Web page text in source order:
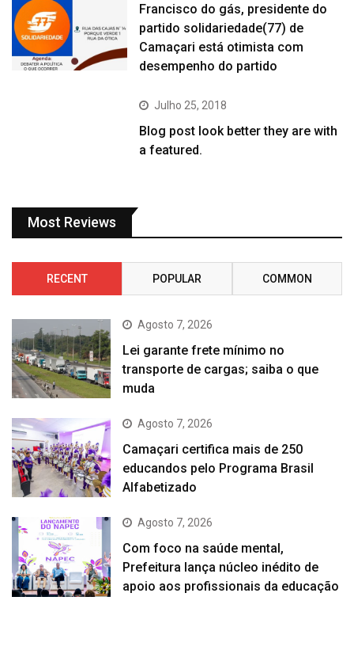
Francisco do gás, presidente do
partido solidariedade(77) de
Camaçari está otimista com
desempenho do partido
Julho 25, 2018
Blog post look better they are with
a featured.
Most Reviews
RECENT POPULAR COMMON
Agosto 7, 2026
Lei garante frete mínimo no
transporte de cargas; saiba o que
muda
Agosto 7, 2026
Camaçari certifica mais de 250
educandos pelo Programa Brasil
Alfabetizado
Agosto 7, 2026
Com foco na saúde mental,
Prefeitura lança núcleo inédito de
apoio aos profissionais da educação